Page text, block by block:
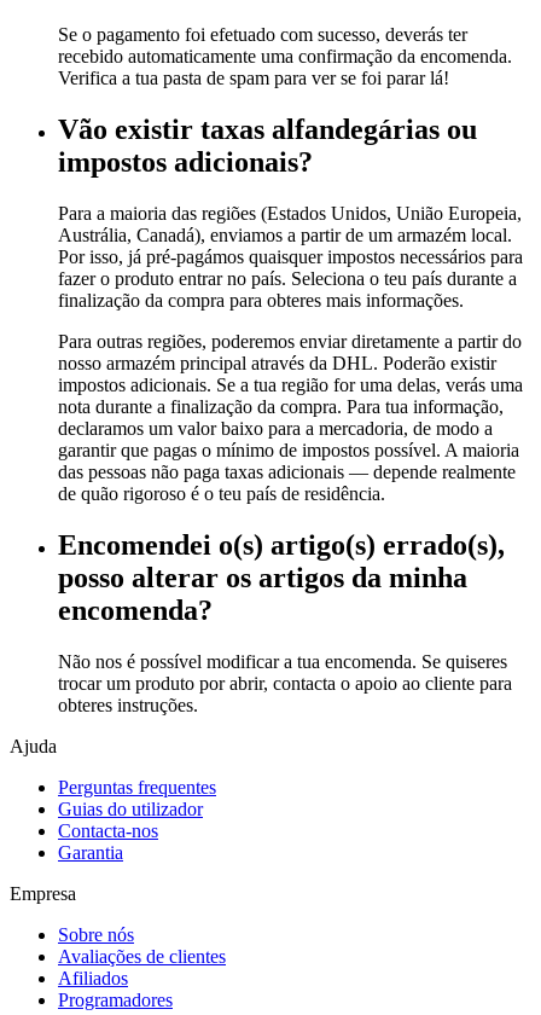
Se o pagamento foi efetuado com sucesso, deverás ter
recebido automaticamente uma confirmação da encomenda.
Verifica a tua pasta de spam para ver se foi parar lá!
Vão existir taxas alfandegárias ou
impostos adicionais?
Para a maioria das regiões (Estados Unidos, União Europeia,
Austrália, Canadá), enviamos a partir de um armazém local.
Por isso, já pré-pagámos quaisquer impostos necessários para
fazer o produto entrar no país. Seleciona o teu país durante a
finalização da compra para obteres mais informações.
Para outras regiões, poderemos enviar diretamente a partir do
nosso armazém principal através da DHL. Poderão existir
impostos adicionais. Se a tua região for uma delas, verás uma
nota durante a finalização da compra. Para tua informação,
declaramos um valor baixo para a mercadoria, de modo a
garantir que pagas o mínimo de impostos possível. A maioria
das pessoas não paga taxas adicionais — depende realmente
de quão rigoroso é o teu país de residência.
Encomendei o(s) artigo(s) errado(s),
posso alterar os artigos da minha
encomenda?
Não nos é possível modificar a tua encomenda. Se quiseres
trocar um produto por abrir, contacta o apoio ao cliente para
obteres instruções.
Ajuda
Perguntas frequentes
Guias do utilizador
Contacta-nos
Garantia
Empresa
Sobre nós
Avaliações de clientes
Afiliados
Programadores